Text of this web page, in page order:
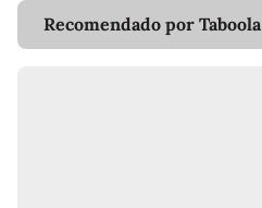
Recomendado por Taboola